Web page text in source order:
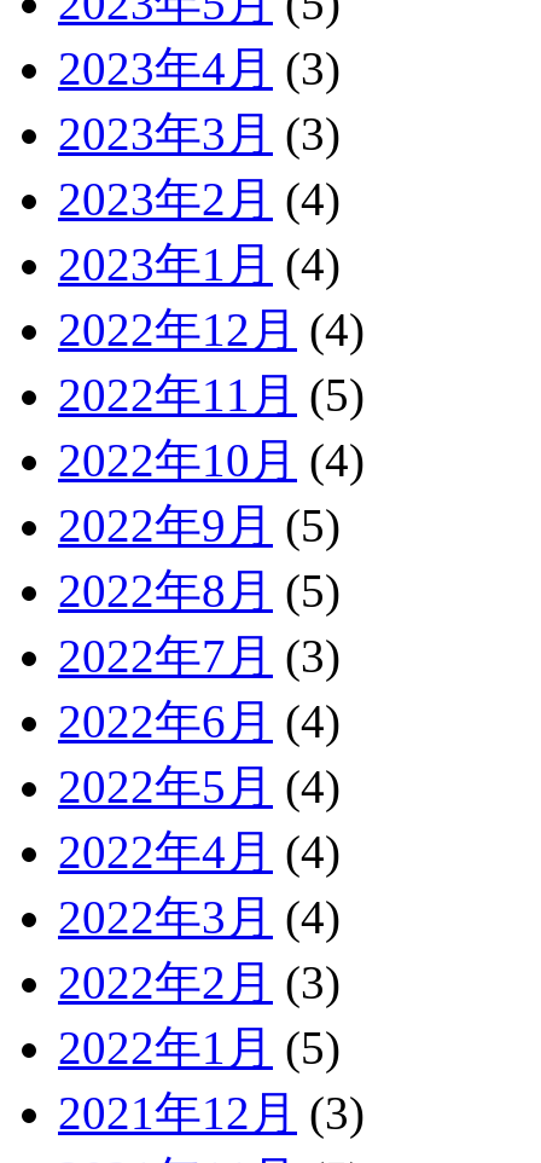
2023年4月 (3)
2023年3月 (3)
2023年2月 (4)
2023年1月 (4)
2022年12月 (4)
2022年11月 (5)
2022年10月 (4)
2022年9月 (5)
2022年8月 (5)
2022年7月 (3)
2022年6月 (4)
2022年5月 (4)
2022年4月 (4)
2022年3月 (4)
2022年2月 (3)
2022年1月 (5)
2021年12月 (3)